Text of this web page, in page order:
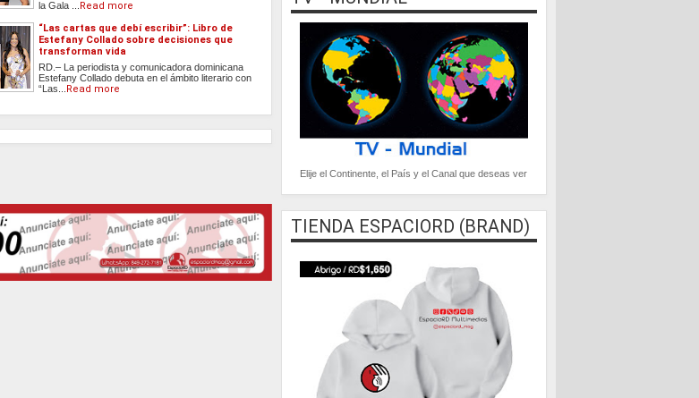
la Gala ...
Read more
“Las cartas que debí escribir”: Libro de
Estefany Collado sobre decisiones que
transforman vida
RD.– La periodista y comunicadora dominicana
Estefany Collado debuta en el ámbito literario con
“Las...
Read more
Elije el Continente, el País y el Canal que deseas ver
TIENDA ESPACIORD (BRAND)